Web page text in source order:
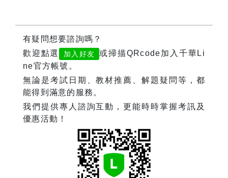
有疑問想要諮詢嗎？
歡迎點選
加入好友
或掃描QRcode加入千華Li
ne官方帳號。
無論是考試日期、教材推薦、解題疑問等，都
能得到滿意的服務。
我們提供專人諮詢互動，更能時時掌握考訊及
優惠活動！